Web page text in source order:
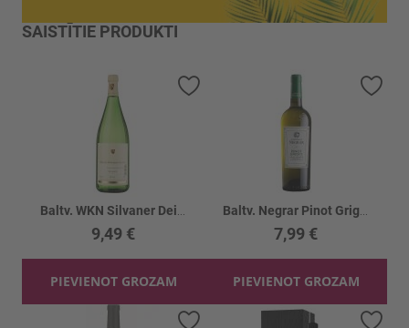
SAISTĪTIE PRODUKTI
9,49 €
PIEVIENOT GROZAM
7,99 €
PIEVIENOT GROZAM
Pievienot vēlmju sarakstam